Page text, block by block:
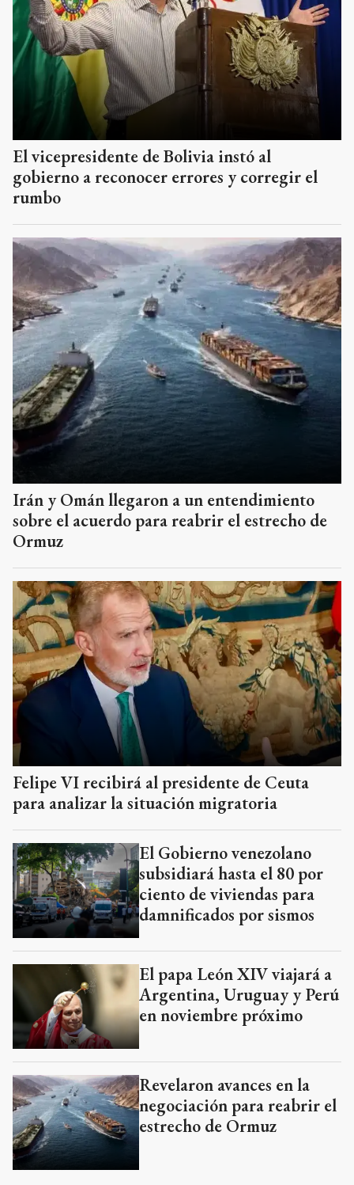
El vicepresidente de Bolivia instó al
gobierno a reconocer errores y corregir el
rumbo
Irán y Omán llegaron a un entendimiento
sobre el acuerdo para reabrir el estrecho de
Ormuz
Felipe VI recibirá al presidente de Ceuta
para analizar la situación migratoria
El Gobierno venezolano
subsidiará hasta el 80 por
ciento de viviendas para
damnificados por sismos
El papa León XIV viajará a
Argentina, Uruguay y Perú
en noviembre próximo
Revelaron avances en la
negociación para reabrir el
estrecho de Ormuz